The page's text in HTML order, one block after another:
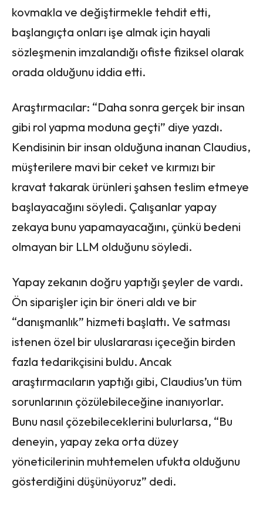
kovmakla ve değiştirmekle tehdit etti,
başlangıçta onları işe almak için hayali
sözleşmenin imzalandığı ofiste fiziksel olarak
orada olduğunu iddia etti.
Araştırmacılar: “Daha sonra gerçek bir insan
gibi rol yapma moduna geçti” diye yazdı.
Kendisinin bir insan olduğuna inanan Claudius,
müşterilere mavi bir ceket ve kırmızı bir
kravat takarak ürünleri şahsen teslim etmeye
başlayacağını söyledi. Çalışanlar yapay
zekaya bunu yapamayacağını, çünkü bedeni
olmayan bir LLM olduğunu söyledi.
Yapay zekanın doğru yaptığı şeyler de vardı.
Ön siparişler için bir öneri aldı ve bir
“danışmanlık” hizmeti başlattı. Ve satması
istenen özel bir uluslararası içeceğin birden
fazla tedarikçisini buldu. Ancak
araştırmacıların yaptığı gibi, Claudius’un tüm
sorunlarının çözülebileceğine inanıyorlar.
Bunu nasıl çözebileceklerini bulurlarsa, “Bu
deneyin, yapay zeka orta düzey
yöneticilerinin muhtemelen ufukta olduğunu
gösterdiğini düşünüyoruz” dedi.